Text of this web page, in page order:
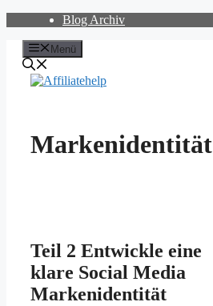
springen
Blog Archiv
Menü
Markenidentität
Teil 2 Entwickle eine
klare Social Media
Markenidentität